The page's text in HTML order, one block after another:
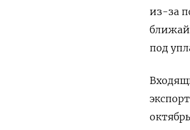
из-за
под